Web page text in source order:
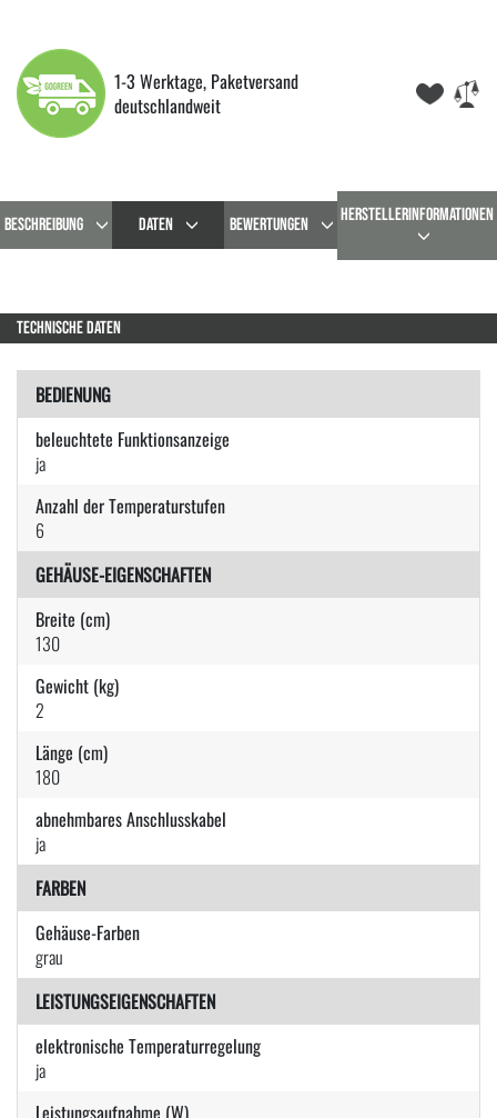
1-3 Werktage, Paketversand
deutschlandweit
BESCHREIBUNG DATEN BEWERTUNGEN HERSTELLERINFORMATIONEN
TECHNISCHE DATEN
BEDIENUNG
beleuchtete Funktionsanzeige
ja
Anzahl der Temperaturstufen
6
GEHÄUSE-EIGENSCHAFTEN
Breite (cm)
130
Gewicht (kg)
2
Länge (cm)
180
abnehmbares Anschlusskabel
ja
FARBEN
Gehäuse-Farben
grau
LEISTUNGSEIGENSCHAFTEN
elektronische Temperaturregelung
ja
Leistungsaufnahme (W)